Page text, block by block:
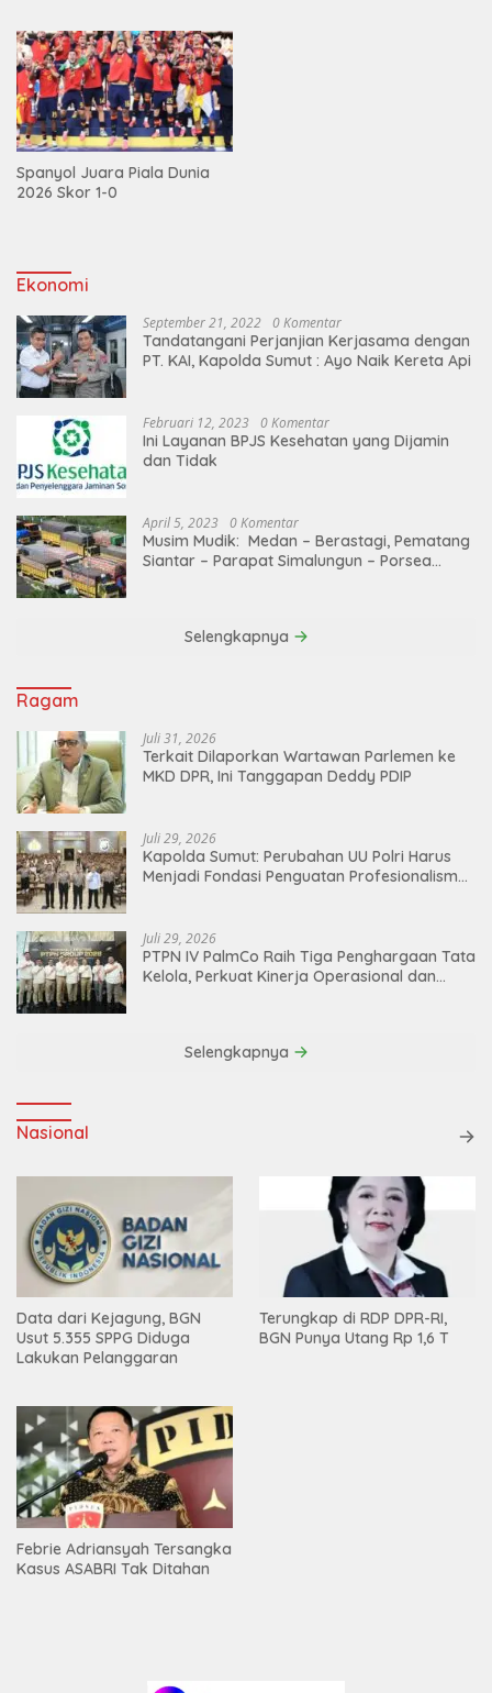
Spanyol Juara Piala Dunia
2026 Skor 1-0
Ekonomi
September 21, 2022 0 Komentar
Tandatangani Perjanjian Kerjasama dengan
PT. KAI, Kapolda Sumut : Ayo Naik Kereta Api
Februari 12, 2023 0 Komentar
Ini Layanan BPJS Kesehatan yang Dijamin
dan Tidak
April 5, 2023 0 Komentar
Musim Mudik: Medan – Berastagi, Pematang
Siantar – Parapat Simalungun – Porsea
Selengkapnya
Ragam
Juli 31, 2026
Terkait Dilaporkan Wartawan Parlemen ke
MKD DPR, Ini Tanggapan Deddy PDIP
Juli 29, 2026
Kapolda Sumut: Perubahan UU Polri Harus
Menjadi Fondasi Penguatan Profesionalisme
Juli 29, 2026
PTPN IV PalmCo Raih Tiga Penghargaan Tata
Kelola, Perkuat Kinerja Operasional dan
Selengkapnya
Nasional
Data dari Kejagung, BGN
Usut 5.355 SPPG Diduga
Lakukan Pelanggaran
Terungkap di RDP DPR-RI,
BGN Punya Utang Rp 1,6 T
Febrie Adriansyah Tersangka
Kasus ASABRI Tak Ditahan